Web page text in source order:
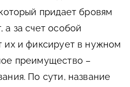
придает бровям
а за счет особой
их и фиксирует в нужном
преимущество –
По сути, название